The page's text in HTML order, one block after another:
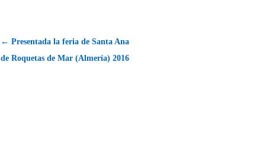
← Presentada la feria de Santa Ana
de Roquetas de Mar (Almería) 2016